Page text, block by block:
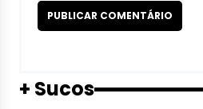
+ Sucos